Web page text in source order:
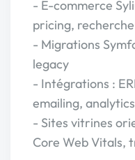
- E-commerce
pricing,
- Migrations
legacy
- Intégrations :
emailing, analytics
- Sites vitrines
Core Web Vitals,